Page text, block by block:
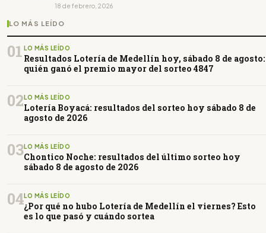
18 de febrero, 2026
LO MÁS LEÍDO
01 LO MÁS LEÍDO
Resultados Lotería de Medellín hoy, sábado 8 de agosto:
quién ganó el premio mayor del sorteo 4847
02 LO MÁS LEÍDO
Lotería Boyacá: resultados del sorteo hoy sábado 8 de
agosto de 2026
03LO MÁS LEÍDO
Chontico Noche: resultados del último sorteo hoy
sábado 8 de agosto de 2026
04LO MÁS LEÍDO
¿Por qué no hubo Lotería de Medellín el viernes? Esto
es lo que pasó y cuándo sortea